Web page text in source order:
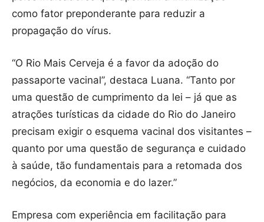
como fator preponderante para reduzir a
propagação do vírus.
“O Rio Mais Cerveja é a favor da adoção do
passaporte vacinal”, destaca Luana. “Tanto por
uma questão de cumprimento da lei – já que as
atrações turísticas da cidade do Rio do Janeiro
precisam exigir o esquema vacinal dos visitantes –
quanto por uma questão de segurança e cuidado
à saúde, tão fundamentais para a retomada dos
negócios, da economia e do lazer.”
Empresa com experiência em facilitação para